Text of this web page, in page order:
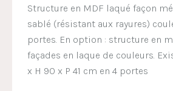
Structure en MDF laqué façon
sablé (résistant aux rayures)
portes. En option : structure en
façades en laque de couleurs.
x H 90 x P 41 cm en 4 portes